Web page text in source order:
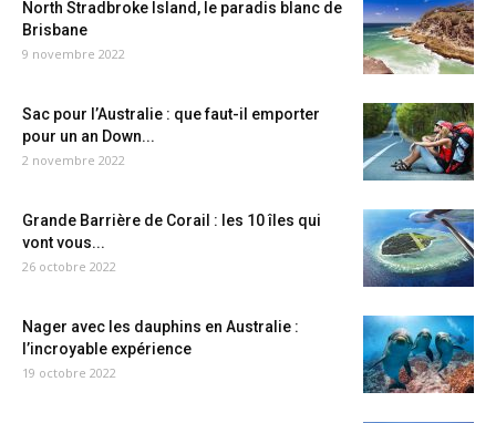
North Stradbroke Island, le paradis blanc de
Brisbane
9 novembre 2022
Sac pour l’Australie : que faut-il emporter
pour un an Down...
2 novembre 2022
Grande Barrière de Corail : les 10 îles qui
vont vous...
26 octobre 2022
Nager avec les dauphins en Australie :
l’incroyable expérience
19 octobre 2022